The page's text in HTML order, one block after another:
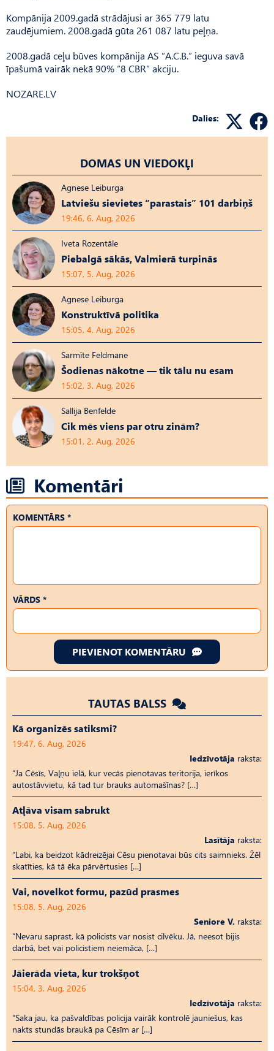
Kompānija 2009.gadā strādājusi ar 365 779 latu
zaudējumiem. 2008.gadā gūta 261 087 latu peļņa.
2008.gadā ceļu būves kompānija AS “A.C.B.” ieguva savā
īpašumā vairāk nekā 90% “8 CBR” akciju.
NOZARE.LV
Dalies:
DOMAS UN VIEDOKĻI
Agnese Leiburga
Latviešu sievietes “parastais” 101 darbiņš
19:46, 6. Aug, 2026
Iveta Rozentāle
Piebalgā sākās, Valmierā turpinās
15:07, 5. Aug, 2026
Agnese Leiburga
Konstruktīvā politika
15:05, 4. Aug, 2026
Sarmīte Feldmane
Šodienas nākotne — tik tālu nu esam
15:02, 3. Aug, 2026
Sallija Benfelde
Cik mēs viens par otru zinām?
15:01, 2. Aug, 2026
Komentāri
KOMENTĀRS *
VĀRDS *
PIEVIENOT KOMENTĀRU
TAUTAS BALSS
Kā organizēs satiksmi?
19:47, 6. Aug, 2026
Iedzīvotāja raksta:
“Ja Cēsīs, Vaļņu ielā, kur vecās pienotavas teritorija, ierīkos
autostāvvietu, kā tad tur brauks automašīnas? […]
Atļāva visam sabrukt
15:08, 5. Aug, 2026
Lasītāja raksta:
“Labi, ka beidzot kādreizējai Cēsu pienotavai būs cits saimnieks. Žēl
skatīties, kā tā ēka pārvērtusies […]
Vai, novelkot formu, pazūd prasmes
15:08, 5. Aug, 2026
Seniore V. raksta:
“Nevaru saprast, kā policists var nosist cilvēku. Jā, neesot bijis
darbā, bet vai policistiem neiemāca, […]
Jāierāda vieta, kur trokšņot
15:04, 3. Aug, 2026
Iedzīvotāja raksta:
“Saka jau, ka pašvaldības policija vairāk kontrolē jauniešus, kas
nakts stundās braukā pa Cēsīm ar […]